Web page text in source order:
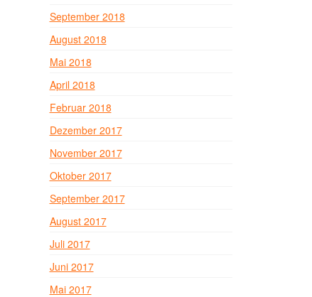
September 2018
August 2018
Mai 2018
April 2018
Februar 2018
Dezember 2017
November 2017
Oktober 2017
September 2017
August 2017
Juli 2017
Juni 2017
Mai 2017